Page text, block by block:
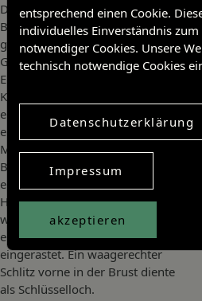
Das Schloss aus massiver
Bronze ist in Form eines
gesäumten Pferdes gegossen.
Geometrische Kerbmuster und
Einlagen aus Türkis zieren den
Körper. Das Zaumzeug ist
erhaben angedeutet und gut
erkennbar.
Mechanismus, Schlüssel und
Bügel fehlen. Der Bügel war mit
einem Scharnier zwischen den
Hinterläufen befestigt und
wurde zum Verschließen in
einer Öffnung am Hinterkopf
eingerastet. Ein waagerechter
Schlitz vorne in der Brust diente
als Schlüsselloch.
entsprechend einen Cookie.
individuelles Einverständnis zum
notwendiger Cookies. Unsere
technisch notwendige Cookies
Datenschutzerklärung
Impressum
akzeptieren